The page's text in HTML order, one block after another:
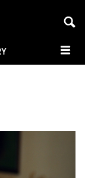
DALŠÍ